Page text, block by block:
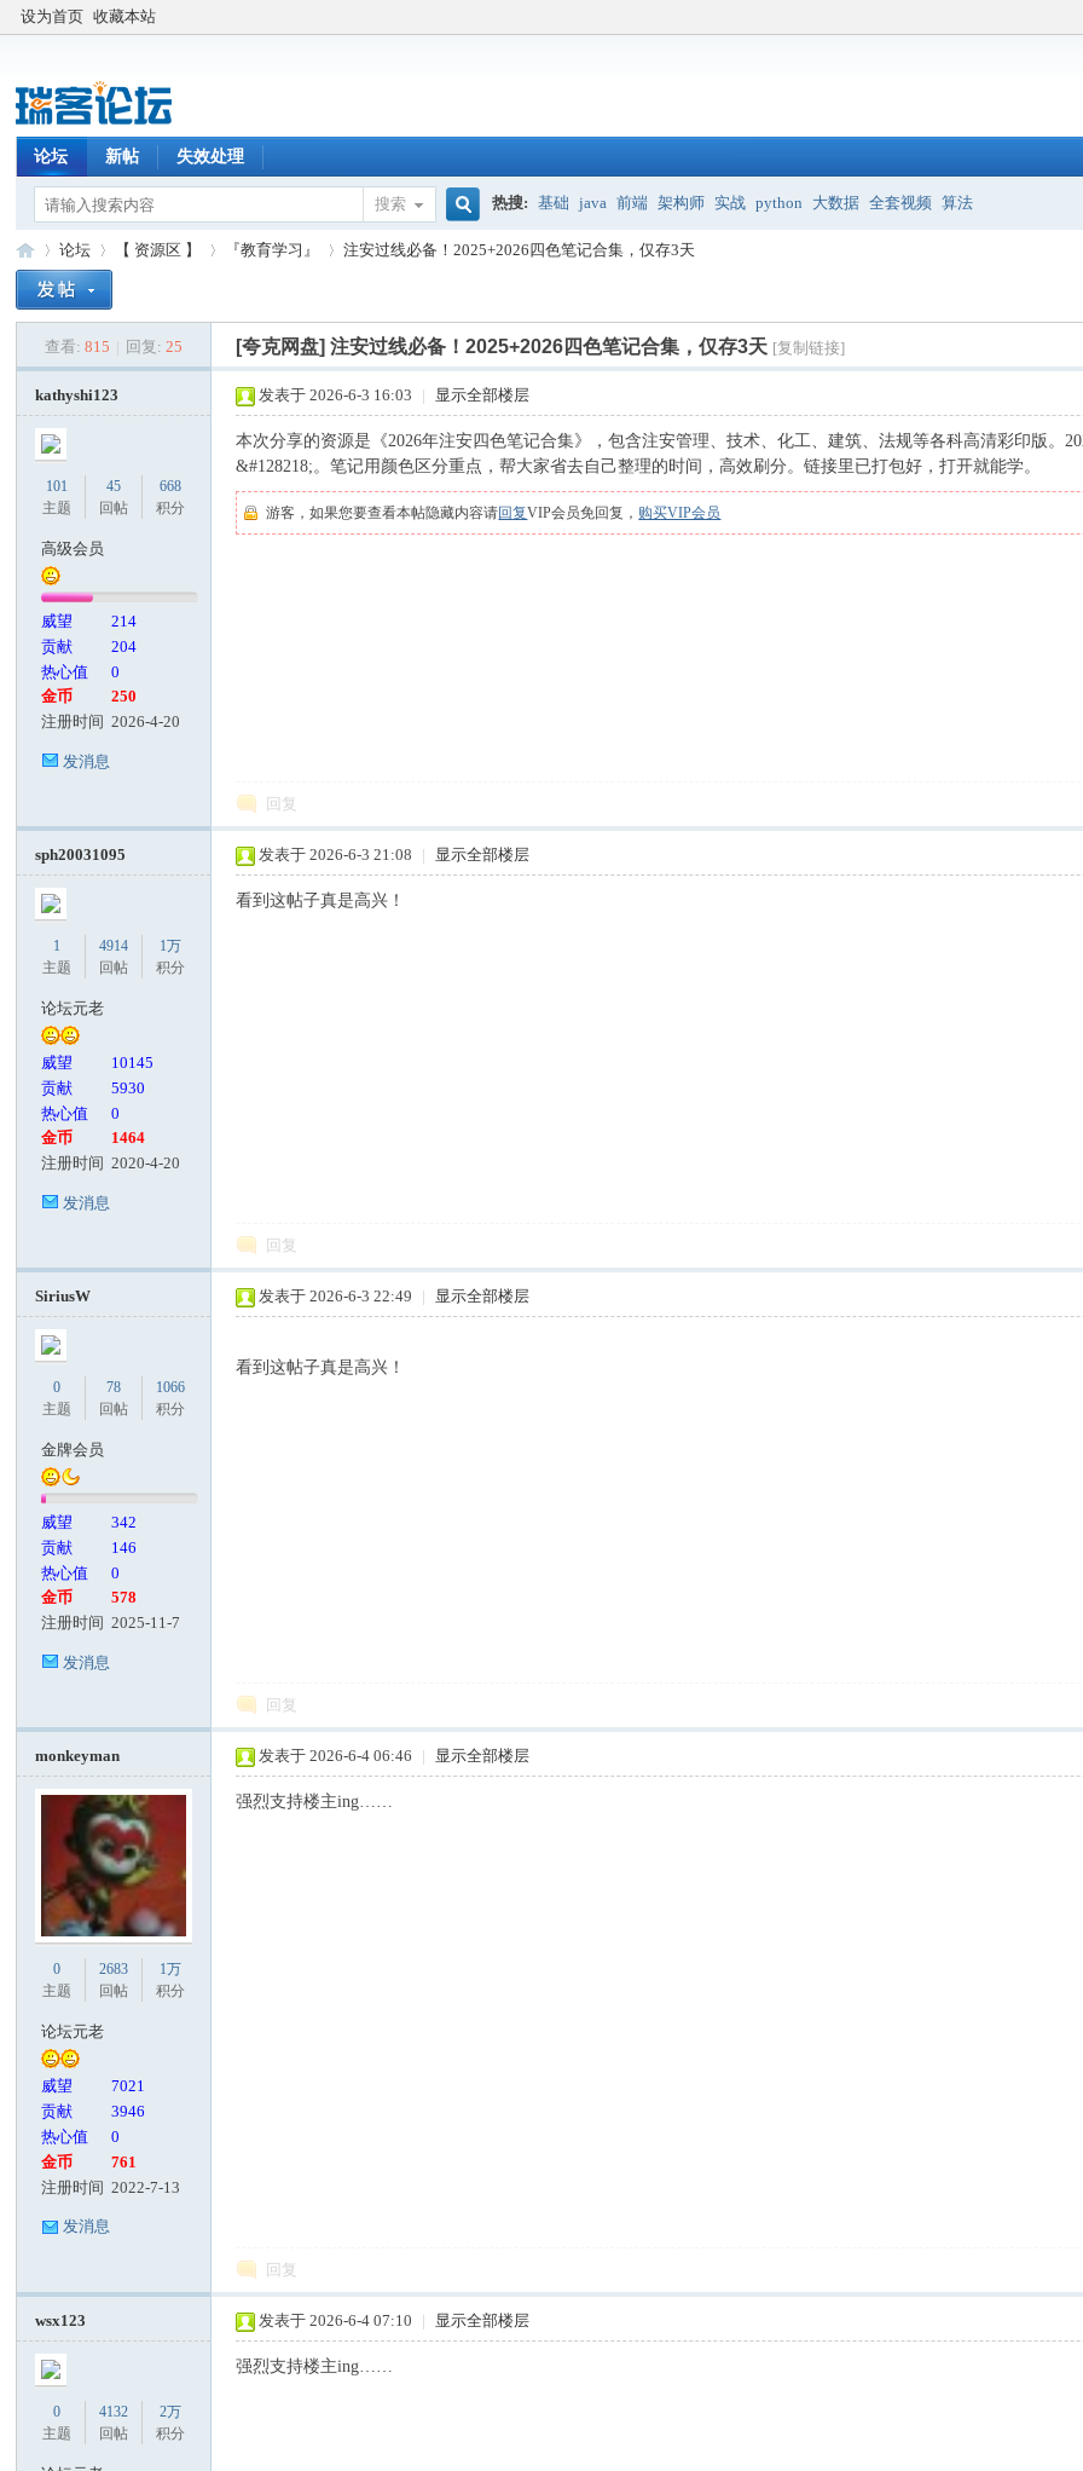
设为首页 收藏本站
论坛 新帖 失效处理
搜索
搜
索
热搜: 基础 java 前端 架构师 实战 python 大数据 全套视频 算法
论
论坛
›
【 资源区 】 『教育学习』
›
注安过线必备！2025+2026四色笔记合集，仅存3天
查看: 815 | 回复: 25 [夸克网盘]注安过线必备！2025+2026四色笔记合集，仅存3天 [复制链接]
kathyshi123
101
主题
45
回帖
668
积分
高级会员
威望
214
贡献
204
热心值
0
金币
250
注册时间 2026-4-20
发消息
发表于 2026-6-3 16:03 | 显示全部楼层
本次分享的资源是《2026年注安四色笔记合集》，包含注安管理、技术、化工、建筑、法规等各科高清彩印版。
&#128218;。笔记用颜色区分重点，帮大家省去自己整理的时间，高效刷分。链接里已打包好，打开就能学。
游客，如果您要查看本帖隐藏内容请回复VIP会员免回复， 购买VIP会员
回复
sph20031095
1
主题
4914
回帖
1万
积分
论坛元老
威望
10145
贡献
5930
热心值
0
金币
1464
注册时间 2020-4-20
发消息
发表于 2026-6-3 21:08 | 显示全部楼层
看到这帖子真是高兴！
回复
SiriusW
0
主题
78
回帖
1066
积分
金牌会员
威望
342
贡献
146
热心值
0
金币
578
注册时间 2025-11-7
发消息
发表于 2026-6-3 22:49 | 显示全部楼层
看到这帖子真是高兴！
回复
monkeyman
0
主题
2683
回帖
1万
积分
论坛元老
威望
7021
贡献
3946
热心值
0
金币
761
注册时间 2022-7-13
发消息
发表于 2026-6-4 06:46 | 显示全部楼层
强烈支持楼主ing……
回复
wsx123
0
主题
4132
回帖
2万
积分
发表于 2026-6-4 07:10 | 显示全部楼层
强烈支持楼主ing……